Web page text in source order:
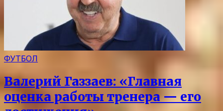
ФУТБОЛ
Валерий Газзаев: «Главная
оценка работы тренера — его